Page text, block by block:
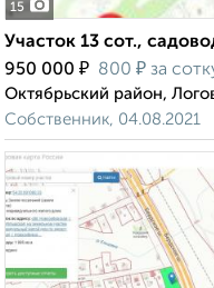
15
Участок 13 сот.,
950 000 ₽ 800 ₽ за
Октябрьский район,
Собственник, 04.08.2021